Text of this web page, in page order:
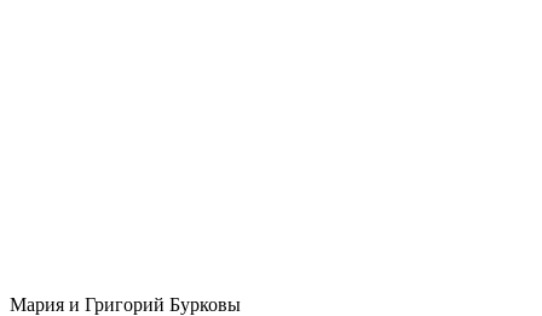
Мария и Григорий Бурковы